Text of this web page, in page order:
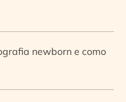
newborn e como